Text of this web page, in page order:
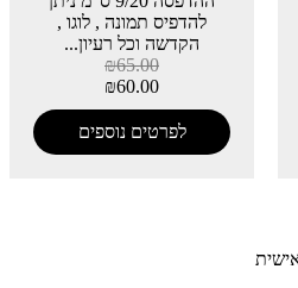
להדפיס תמונה , לוגו ,
הקדשה וכל רעיון...
₪65.00
₪60.00
לפרטים נוספים